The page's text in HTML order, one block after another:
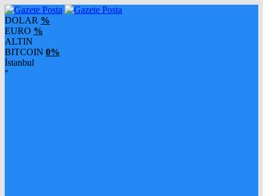
DOLAR %
EURO %
ALTIN
BITCOIN 0%
İstanbul
°